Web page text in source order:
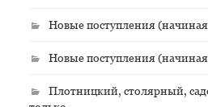
Новые поступления (начиная
Новые поступления
Плотницкий, столярный,